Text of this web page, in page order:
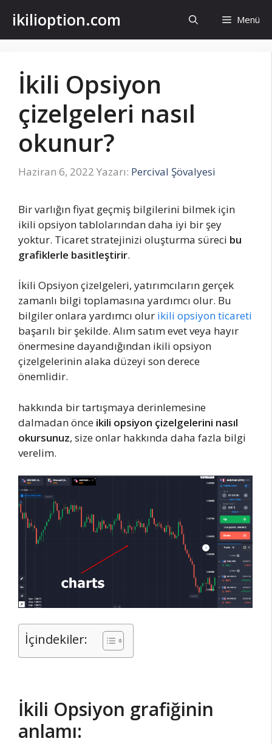
atlaikilioption.com Menü
İkili Opsiyon
çizelgeleri nasıl
okunur?
Haziran 6, 2022 Yazarı: Percival Şövalyesi
Bir varlığın fiyat geçmiş bilgilerini bilmek için
ikili opsiyon tablolarından daha iyi bir şey
yoktur. Ticaret stratejinizi oluşturma süreci bu
grafiklerle basitleştirir.
İkili Opsiyon çizelgeleri, yatırımcıların gerçek
zamanlı bilgi toplamasına yardımcı olur. Bu
bilgiler onlara yardımcı olur ikili opsiyon ticareti
başarılı bir şekilde. Alım satım evet veya hayır
önermesine dayandığından ikili opsiyon
çizelgelerinin alaka düzeyi son derece
önemlidir.
hakkında bir tartışmaya derinlemesine
dalmadan önce ikili opsiyon çizelgelerini nasıl
okursunuz, size onlar hakkında daha fazla bilgi
verelim.
İçindekiler:
İkili Opsiyon grafiğinin
anlamı: